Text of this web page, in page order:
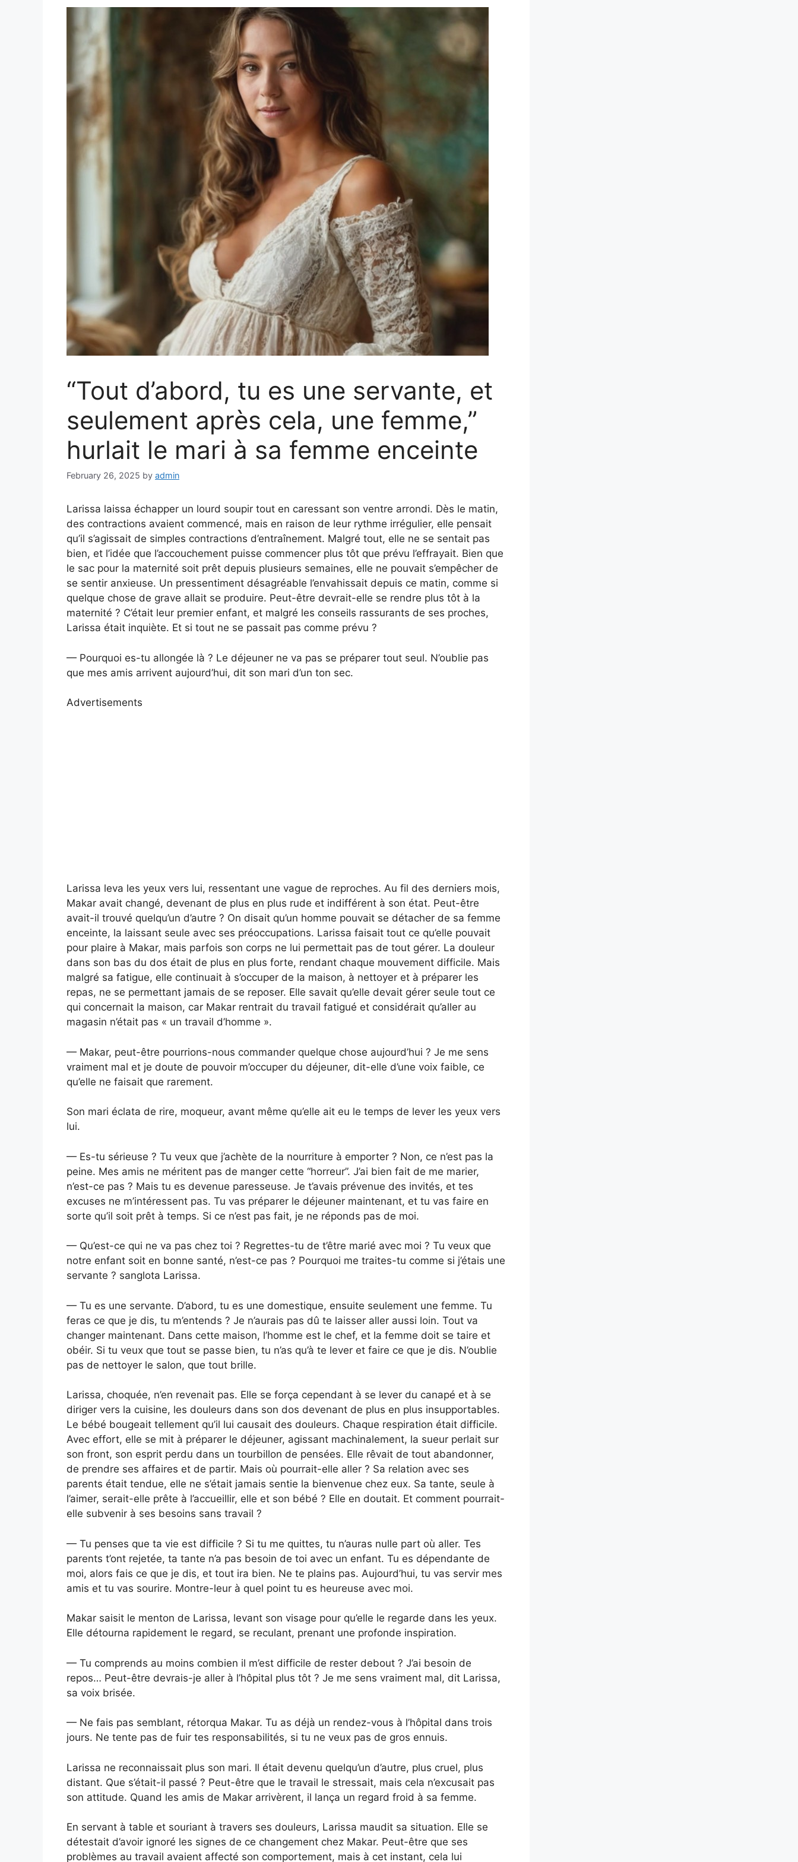
“Tout d’abord, tu es une servante, et
seulement après cela, une femme,”
hurlait le mari à sa femme enceinte
February 26, 2025 by admin
Larissa laissa échapper un lourd soupir tout en caressant son ventre arrondi. Dès le matin,
des contractions avaient commencé, mais en raison de leur rythme irrégulier, elle pensait
qu’il s’agissait de simples contractions d’entraînement. Malgré tout, elle ne se sentait pas
bien, et l’idée que l’accouchement puisse commencer plus tôt que prévu l’effrayait. Bien que
le sac pour la maternité soit prêt depuis plusieurs semaines, elle ne pouvait s’empêcher de
se sentir anxieuse. Un pressentiment désagréable l’envahissait depuis ce matin, comme si
quelque chose de grave allait se produire. Peut-être devrait-elle se rendre plus tôt à la
maternité ? C’était leur premier enfant, et malgré les conseils rassurants de ses proches,
Larissa était inquiète. Et si tout ne se passait pas comme prévu ?
— Pourquoi es-tu allongée là ? Le déjeuner ne va pas se préparer tout seul. N’oublie pas
que mes amis arrivent aujourd’hui, dit son mari d’un ton sec.
Advertisements
Larissa leva les yeux vers lui, ressentant une vague de reproches. Au fil des derniers mois,
Makar avait changé, devenant de plus en plus rude et indifférent à son état. Peut-être
avait-il trouvé quelqu’un d’autre ? On disait qu’un homme pouvait se détacher de sa femme
enceinte, la laissant seule avec ses préoccupations. Larissa faisait tout ce qu’elle pouvait
pour plaire à Makar, mais parfois son corps ne lui permettait pas de tout gérer. La douleur
dans son bas du dos était de plus en plus forte, rendant chaque mouvement difficile. Mais
malgré sa fatigue, elle continuait à s’occuper de la maison, à nettoyer et à préparer les
repas, ne se permettant jamais de se reposer. Elle savait qu’elle devait gérer seule tout ce
qui concernait la maison, car Makar rentrait du travail fatigué et considérait qu’aller au
magasin n’était pas « un travail d’homme ».
— Makar, peut-être pourrions-nous commander quelque chose aujourd’hui ? Je me sens
vraiment mal et je doute de pouvoir m’occuper du déjeuner, dit-elle d’une voix faible, ce
qu’elle ne faisait que rarement.
Son mari éclata de rire, moqueur, avant même qu’elle ait eu le temps de lever les yeux vers
lui.
— Es-tu sérieuse ? Tu veux que j’achète de la nourriture à emporter ? Non, ce n’est pas la
peine. Mes amis ne méritent pas de manger cette “horreur”. J’ai bien fait de me marier,
n’est-ce pas ? Mais tu es devenue paresseuse. Je t’avais prévenue des invités, et tes
excuses ne m’intéressent pas. Tu vas préparer le déjeuner maintenant, et tu vas faire en
sorte qu’il soit prêt à temps. Si ce n’est pas fait, je ne réponds pas de moi.
— Qu’est-ce qui ne va pas chez toi ? Regrettes-tu de t’être marié avec moi ? Tu veux que
notre enfant soit en bonne santé, n’est-ce pas ? Pourquoi me traites-tu comme si j’étais une
servante ? sanglota Larissa.
— Tu es une servante. D’abord, tu es une domestique, ensuite seulement une femme. Tu
feras ce que je dis, tu m’entends ? Je n’aurais pas dû te laisser aller aussi loin. Tout va
changer maintenant. Dans cette maison, l’homme est le chef, et la femme doit se taire et
obéir. Si tu veux que tout se passe bien, tu n’as qu’à te lever et faire ce que je dis. N’oublie
pas de nettoyer le salon, que tout brille.
Larissa, choquée, n’en revenait pas. Elle se força cependant à se lever du canapé et à se
diriger vers la cuisine, les douleurs dans son dos devenant de plus en plus insupportables.
Le bébé bougeait tellement qu’il lui causait des douleurs. Chaque respiration était difficile.
Avec effort, elle se mit à préparer le déjeuner, agissant machinalement, la sueur perlait sur
son front, son esprit perdu dans un tourbillon de pensées. Elle rêvait de tout abandonner,
de prendre ses affaires et de partir. Mais où pourrait-elle aller ? Sa relation avec ses
parents était tendue, elle ne s’était jamais sentie la bienvenue chez eux. Sa tante, seule à
l’aimer, serait-elle prête à l’accueillir, elle et son bébé ? Elle en doutait. Et comment pourrait-
elle subvenir à ses besoins sans travail ?
— Tu penses que ta vie est difficile ? Si tu me quittes, tu n’auras nulle part où aller. Tes
parents t’ont rejetée, ta tante n’a pas besoin de toi avec un enfant. Tu es dépendante de
moi, alors fais ce que je dis, et tout ira bien. Ne te plains pas. Aujourd’hui, tu vas servir mes
amis et tu vas sourire. Montre-leur à quel point tu es heureuse avec moi.
Makar saisit le menton de Larissa, levant son visage pour qu’elle le regarde dans les yeux.
Elle détourna rapidement le regard, se reculant, prenant une profonde inspiration.
— Tu comprends au moins combien il m’est difficile de rester debout ? J’ai besoin de
repos… Peut-être devrais-je aller à l’hôpital plus tôt ? Je me sens vraiment mal, dit Larissa,
sa voix brisée.
— Ne fais pas semblant, rétorqua Makar. Tu as déjà un rendez-vous à l’hôpital dans trois
jours. Ne tente pas de fuir tes responsabilités, si tu ne veux pas de gros ennuis.
Larissa ne reconnaissait plus son mari. Il était devenu quelqu’un d’autre, plus cruel, plus
distant. Que s’était-il passé ? Peut-être que le travail le stressait, mais cela n’excusait pas
son attitude. Quand les amis de Makar arrivèrent, il lança un regard froid à sa femme.
En servant à table et souriant à travers ses douleurs, Larissa maudit sa situation. Elle se
détestait d’avoir ignoré les signes de ce changement chez Makar. Peut-être que ses
problèmes au travail avaient affecté son comportement, mais à cet instant, cela lui